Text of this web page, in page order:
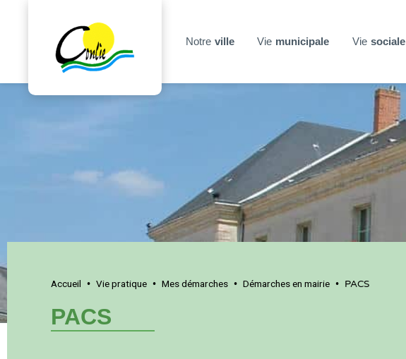
Notre ville Vie municipale Vie sociale
Accueil • Vie pratique • Mes démarches • Démarches en mairie • PACS
PACS